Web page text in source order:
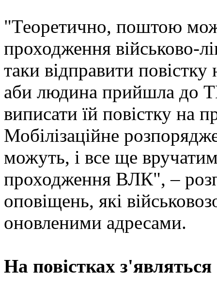
"Теоретично, поштою
проходження військово-
таки відправити
аби людина прийшла до
виписати їй повістку на
Мобілізаційне
можуть, і все ще
проходження ВЛК", –
оповіщень, які
оновленими адресами.
На повістках